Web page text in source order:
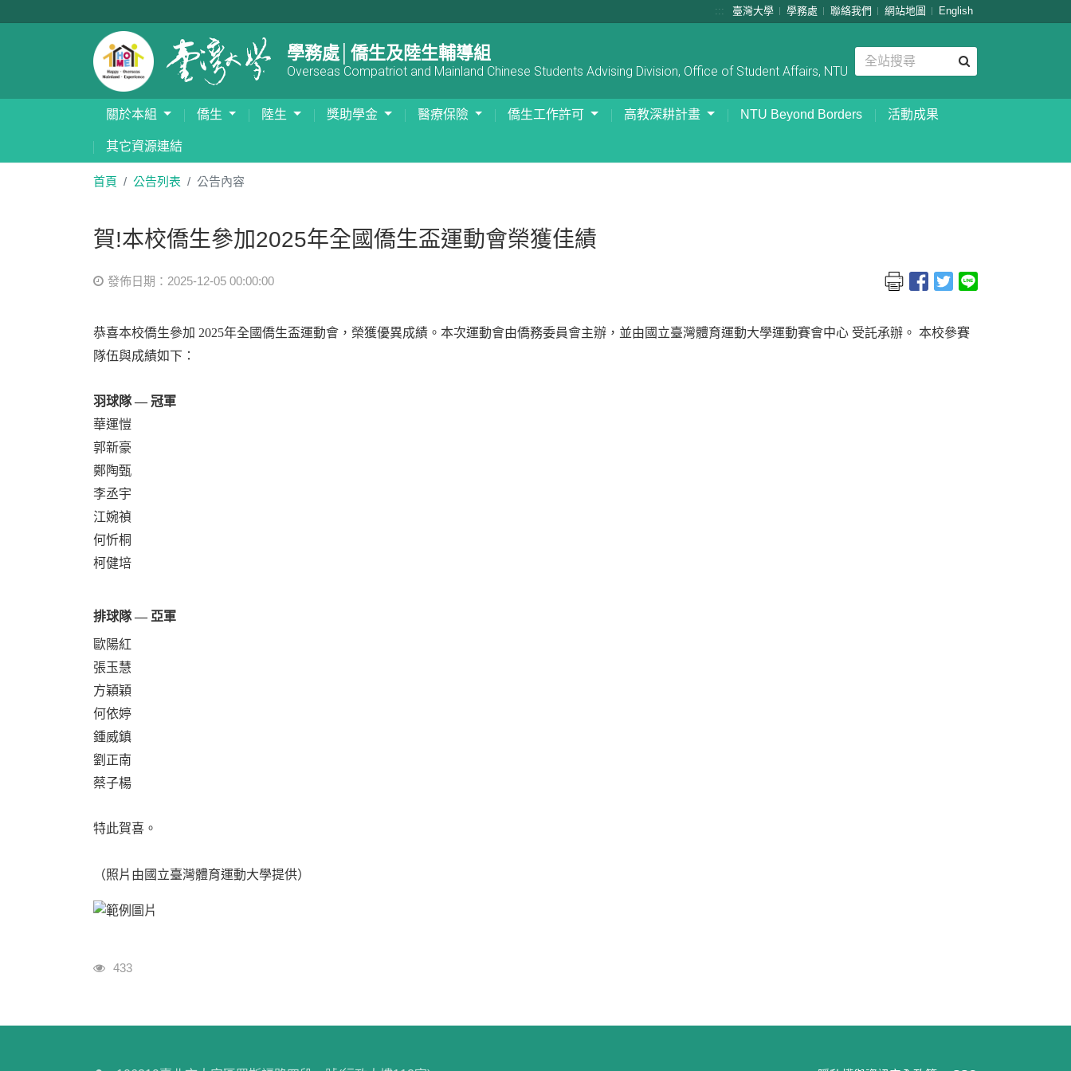
::: 臺灣大學 學務處 聯絡我們 網站地圖 English
學務處│僑生及陸生輔導組
Overseas Compatriot and Mainland Chinese Students Advising Division, Office of Student Affairs, NTU
關於本組 僑生 陸生 獎助學金 醫療保險 僑生工作許可 高教深耕計畫 NTU Beyond Borders 活動成果
其它資源連結
首頁 公告列表 公告內容
賀!本校僑生參加2025年全國僑生盃運動會榮獲佳績
發佈日期：2025-12-05 00:00:00
恭喜本校僑生參加 2025年全國僑生盃運動會，榮獲優異成績。本次運動會由僑務委員會主辦，並由國立臺灣體育運動大學運動賽會中心 受託承辦。 本校參賽
隊伍與成績如下：
羽球隊 — 冠軍
華運愷
郭新豪
鄭陶甄
李丞宇
江婉禎
何忻桐
柯健培
排球隊 — 亞軍
歐陽紅
張玉慧
方穎穎
何依婷
鍾威鎮
劉正南
蔡子楊
特此賀喜。
（照片由國立臺灣體育運動大學提供）
瀏覽人次
433